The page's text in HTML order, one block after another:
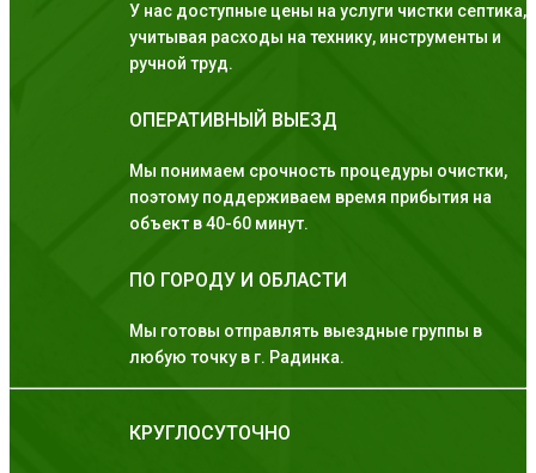
У нас доступные цены на услуги чистки септика,
учитывая расходы на технику, инструменты и
ручной труд.
ОПЕРАТИВНЫЙ ВЫЕЗД
Мы понимаем срочность процедуры очистки,
поэтому поддерживаем время прибытия на
объект в 40-60 минут.
ПО ГОРОДУ И ОБЛАСТИ
Мы готовы отправлять выездные группы в
любую точку в г. Радинка.
КРУГЛОСУТОЧНО